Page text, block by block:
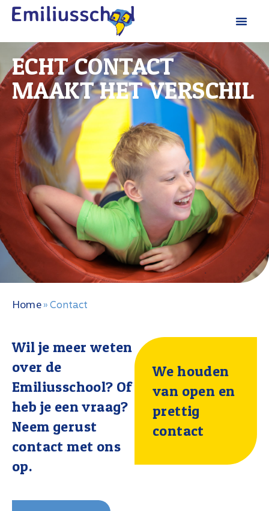
ECHT CONTACT
MAAKT HET VERSCHIL
Home» Contact
Wil je meer weten
over de
Emiliusschool? Of
heb je een vraag?
Neem gerust
contact met ons
op.
We houden
van open en
prettig
contact